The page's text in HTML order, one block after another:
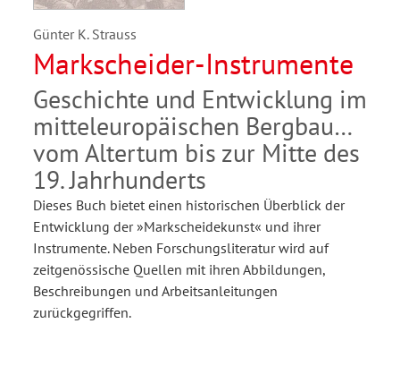
Günter K. Strauss
Markscheider-Instrumente
Geschichte und Entwicklung im
mitteleuropäischen Bergbau
vom Altertum bis zur Mitte des
19. Jahrhunderts
Dieses Buch bietet einen historischen Überblick der
Entwicklung der »Markscheidekunst« und ihrer
Instrumente. Neben Forschungsliteratur wird auf
zeitgenössische Quellen mit ihren Abbildungen,
Beschreibungen und Arbeitsanleitungen
zurückgegriffen.